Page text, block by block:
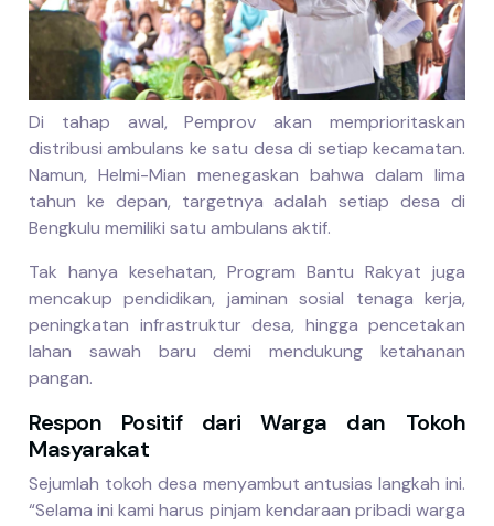
Di tahap awal, Pemprov akan memprioritaskan
distribusi ambulans ke satu desa di setiap kecamatan.
Namun, Helmi-Mian menegaskan bahwa dalam lima
tahun ke depan, targetnya adalah setiap desa di
Bengkulu memiliki satu ambulans aktif.
Tak hanya kesehatan, Program Bantu Rakyat juga
mencakup pendidikan, jaminan sosial tenaga kerja,
peningkatan infrastruktur desa, hingga pencetakan
lahan sawah baru demi mendukung ketahanan
pangan.
Respon Positif dari Warga dan Tokoh
Masyarakat
Sejumlah tokoh desa menyambut antusias langkah ini.
“Selama ini kami harus pinjam kendaraan pribadi warga